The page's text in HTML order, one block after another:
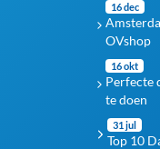
16 dec
OVshop
16 okt
Perfecte
te doen
31 jul
Top 10